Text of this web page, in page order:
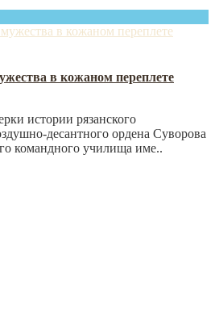
в кожаном переплете
истории рязанского
десантного ордена Суворова
командного училища име..